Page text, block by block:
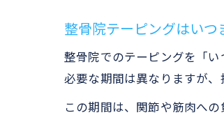
整骨院テーピングはい
整骨院でのテーピングを「
必要な期間は異なりますが
この期間は、関節や筋肉へ